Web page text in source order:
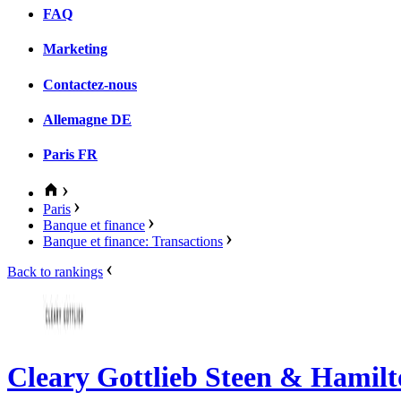
FAQ
Marketing
Contactez-nous
Allemagne DE
Paris FR
Paris
Banque et finance
Banque et finance: Transactions
Back to rankings
Cleary Gottlieb Steen &